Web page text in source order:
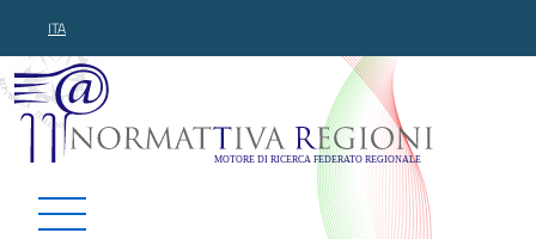
ITA
Normattiva Regioni -